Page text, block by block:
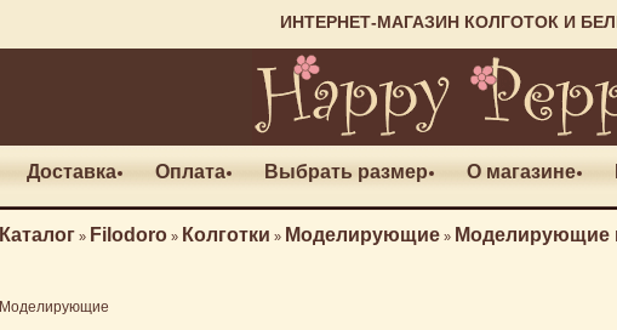
ИНТЕРНЕТ-МАГАЗИН КОЛГОТОК И
Доставка Оплата Выбрать размер О магазине
Каталог» Filodoro» Колготки » Моделирующие» Моделирующие
Моделирующие